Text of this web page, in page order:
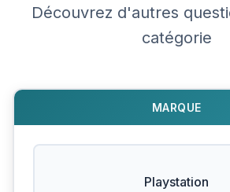
Découvrez d'autres
catégorie
MARQUE
Playstation